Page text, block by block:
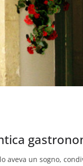
aveva un sogno,